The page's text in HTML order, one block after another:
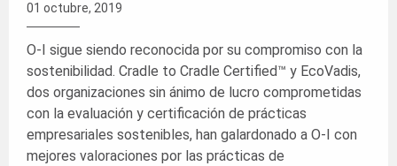
01 octubre, 2019
O-I sigue siendo reconocida por su compromiso con la
sostenibilidad. Cradle to Cradle Certified™ y EcoVadis,
dos organizaciones sin ánimo de lucro comprometidas
con la evaluación y certificación de prácticas
empresariales sostenibles, han galardonado a O-I con
mejores valoraciones por las prácticas de